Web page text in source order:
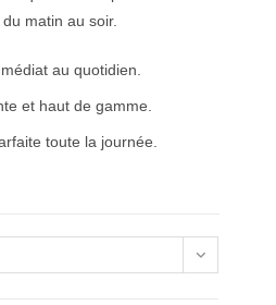
matin au soir.
au quotidien.
et haut de gamme.
toute la journée.